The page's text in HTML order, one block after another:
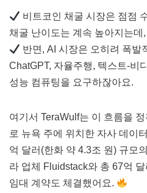
비트코인 채굴 시장은 점점
채굴 난이도는 계속 높아지는
반면, AI 시장은 오히려 폭발
ChatGPT, 자율주행, 텍스트-비
성능 컴퓨팅을 요구하잖아요.
여기서 TeraWulf는 이 흐름을
로 뉴욕 주에 위치한 자사 데이
억 달러(한화 약 4.3조 원) 규모
라 업체 Fluidstack와 총 67억
임대 계약도 체결했어요.